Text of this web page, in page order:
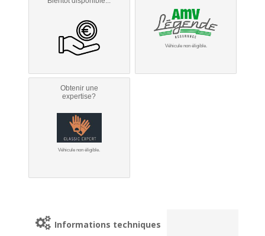
Véhicule non éligible.
Obtenir une
expertise?
Véhicule non éligible.
Informations techniques